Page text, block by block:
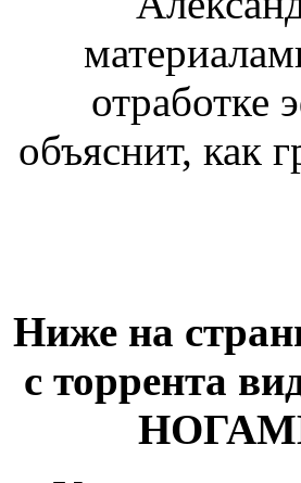
отработке
объяснит, как
Ниже на
с торрента